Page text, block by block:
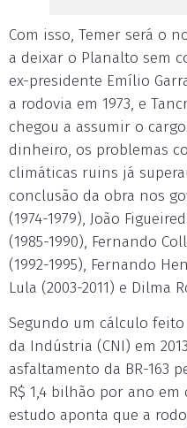
Com isso, Temer será o
a deixar o Planalto sem
ex-presidente Emílio
a rodovia em 1973, e
chegou a assumir o
dinheiro, os problemas
climáticas ruins já
conclusão da obra nos
(1974-1979), João
(1985-1990), Fernando
(1992-1995), Fernando
Lula (2003-2011) e Dilma
Segundo um cálculo
da Indústria (CNI) em
asfaltamento da BR-163
R$ 1,4 bilhão por ano
estudo aponta que a